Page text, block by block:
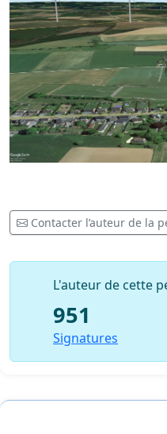
Contacter l’auteur de la
L'auteur de cette
951
Signatures